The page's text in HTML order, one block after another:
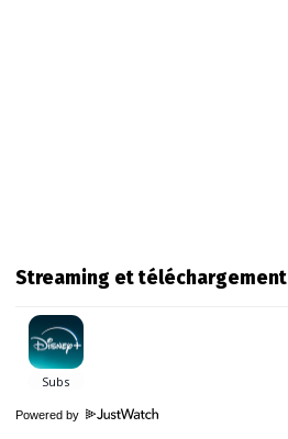
Streaming et téléchargement
Powered by